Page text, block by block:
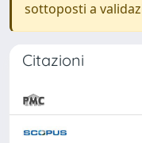
sottoposti a
Citazioni